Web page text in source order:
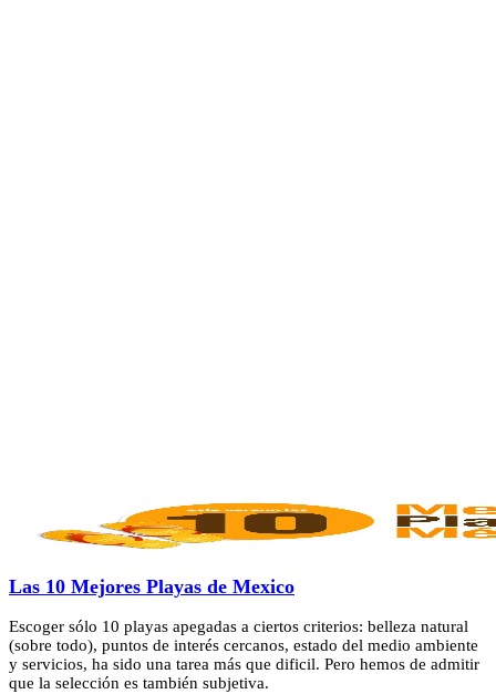
Las 10 Mejores Playas de Mexico
Escoger sólo 10 playas apegadas a ciertos criterios: belleza natural
(sobre todo), puntos de interés cercanos, estado del medio ambiente
y servicios, ha sido una tarea más que dificil. Pero hemos de admitir
que la selección es también subjetiva.